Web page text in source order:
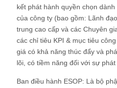
kết phát hành quyền chọn
của công ty (bao gồm: Lãnh
trung cao cấp và các Chuyên
các chỉ tiêu KPI & mục tiêu
giá có khả năng thúc đẩy và
lõi, có tiềm năng đối với sự phát
Ban điều hành ESOP: Là bộ